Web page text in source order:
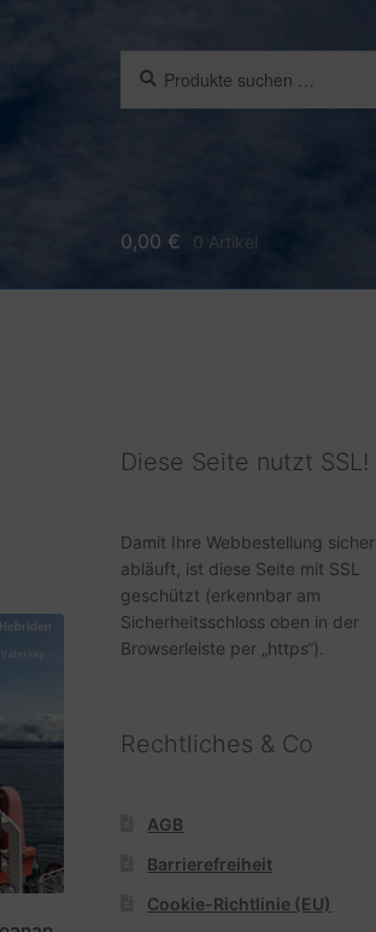
nach:
0,00 € 0 Artikel
Diese Seite nutzt SSL!
Damit Ihre Webbestellung sicher
abläuft, ist diese Seite mit SSL
geschützt (erkennbar am
Sicherheitsschloss oben in der
Browserleiste per „https“).
Rechtliches & Co
AGB
Barrierefreiheit
Cookie-Richtlinie (EU)